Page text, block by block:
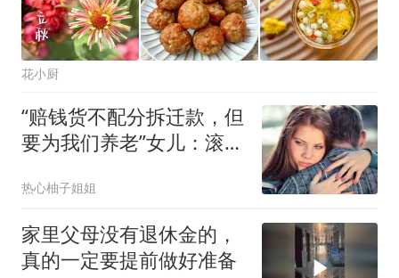
花小厨
“赔钱货不配分拆迁款，但
要为我们养老”女儿：滚，
热心柚子姐姐
家里父母没有退休金的，
真的一定要提前做好准备